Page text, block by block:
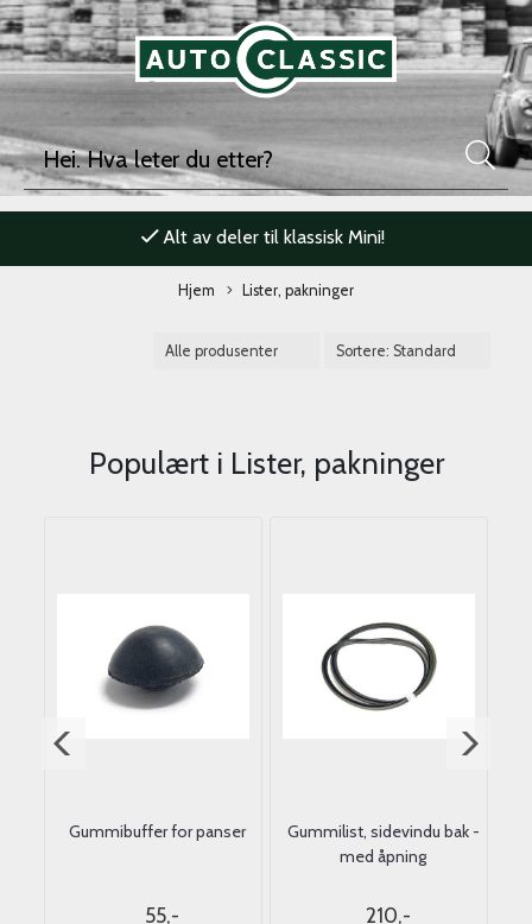
Alt av deler til klassisk Mini!
Hjem Lister, pakninger
Populært i Lister, pakninger
Gummibuffer for panser
55,-
Gummilist, sidevindu bak -
med åpning
210,-